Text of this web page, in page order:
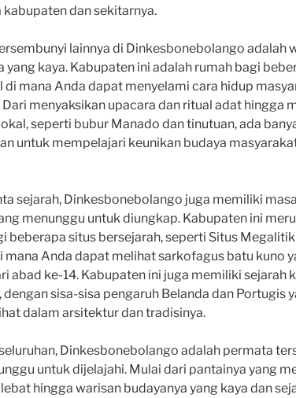
kabupaten dan sekitarnya.
lainnya di Dinkesbonebolango adalah
yang kaya. Kabupaten ini adalah rumah bagi
di mana Anda dapat menyelami cara hidup
menyaksikan upacara dan ritual adat hingga
seperti bubur Manado dan tinutuan, ada
untuk mempelajari keunikan budaya
sejarah, Dinkesbonebolango juga memiliki
menunggu untuk diungkap. Kabupaten ini
beberapa situs bersejarah, seperti Situs
mana Anda dapat melihat sarkofagus batu kuno
abad ke-14. Kabupaten ini juga memiliki sejarah
dengan sisa-sisa pengaruh Belanda dan Portugis
dalam arsitektur dan tradisinya.
Dinkesbonebolango adalah permata
untuk dijelajahi. Mulai dari pantainya yang
hingga warisan budayanya yang kaya dan